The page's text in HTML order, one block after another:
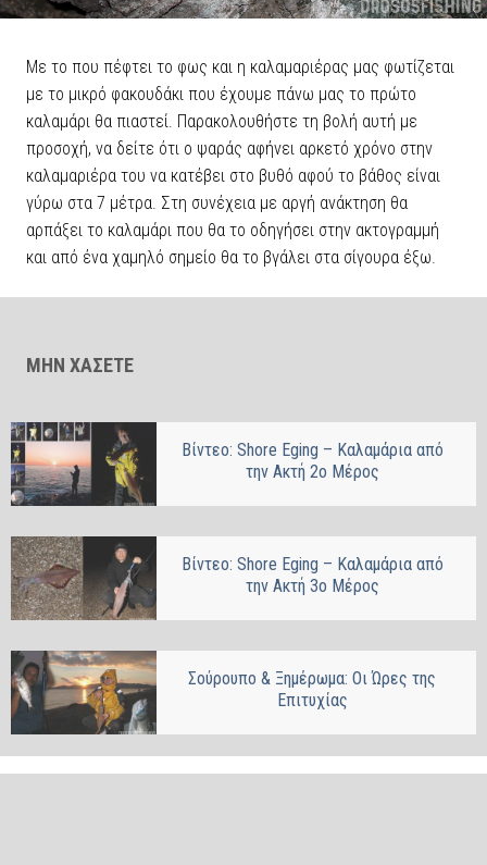
Με το που πέφτει το φως και η καλαμαριέρας μας φωτίζεται
με το μικρό φακουδάκι που έχουμε πάνω μας το πρώτο
καλαμάρι θα πιαστεί. Παρακολουθήστε τη βολή αυτή με
προσοχή, να δείτε ότι ο ψαράς αφήνει αρκετό χρόνο στην
καλαμαριέρα του να κατέβει στο βυθό αφού το βάθος είναι
γύρω στα 7 μέτρα. Στη συνέχεια με αργή ανάκτηση θα
αρπάξει το καλαμάρι που θα το οδηγήσει στην ακτογραμμή
και από ένα χαμηλό σημείο θα το βγάλει στα σίγουρα έξω.
ΜΗΝ ΧΑΣΕΤΕ
Βίντεο: Shore Eging – Καλαμάρια από
την Ακτή 2ο Μέρος
Βίντεο: Shore Eging – Καλαμάρια από
την Ακτή 3ο Μέρος
Σούρουπο & Ξημέρωμα: Οι Ώρες της
Επιτυχίας